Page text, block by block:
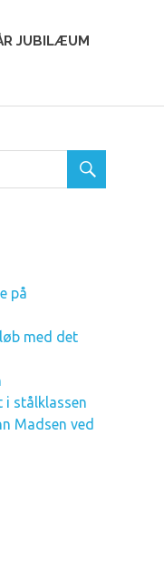
JUBILÆUM
på
med det
i stålklassen
Madsen ved